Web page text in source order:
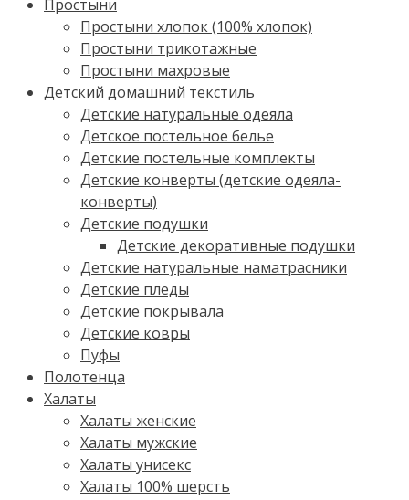
Простыни
Простыни хлопок (100% хлопок)
Простыни трикотажные
Простыни махровые
Детский домашний текстиль
Детские натуральные одеяла
Детское постельное белье
Детские постельные комплекты
Детские конверты (детские одеяла-
конверты)
Детские подушки
Детские декоративные подушки
Детские натуральные наматрасники
Детские пледы
Детские покрывала
Детские ковры
Пуфы
Полотенца
Халаты
Халаты женские
Халаты мужские
Халаты унисекс
Халаты 100% шерсть